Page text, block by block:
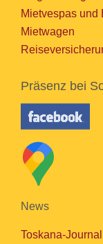
Mietvespas und
Mietwagen
Präsenz bei
News
Toskana-Journal